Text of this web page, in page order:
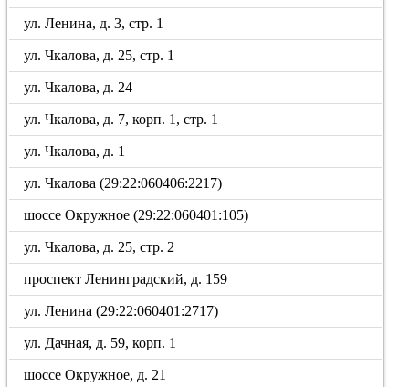
ул. Ленина, д. 3, стр. 1
ул. Чкалова, д. 25, стр. 1
ул. Чкалова, д. 24
ул. Чкалова, д. 7, корп. 1, стр. 1
ул. Чкалова, д. 1
ул. Чкалова (29:22:060406:2217)
шоссе Окружное (29:22:060401:105)
ул. Чкалова, д. 25, стр. 2
проспект Ленинградский, д. 159
ул. Ленина (29:22:060401:2717)
ул. Дачная, д. 59, корп. 1
шоссе Окружное, д. 21